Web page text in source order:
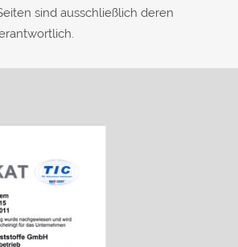
sind ausschließlich deren